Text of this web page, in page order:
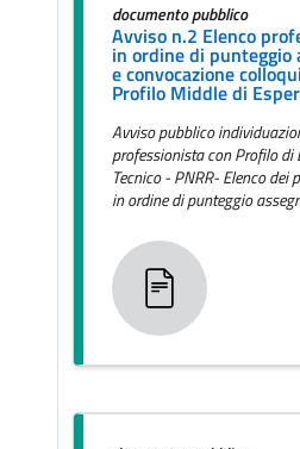
documento pubblico
Avviso n.2 Elenco
in ordine di punteggio
e convocazione
Profilo Middle di
Avviso pubblico
professionista con Profilo di
Tecnico - PNRR- Elenco dei
in ordine di punteggio